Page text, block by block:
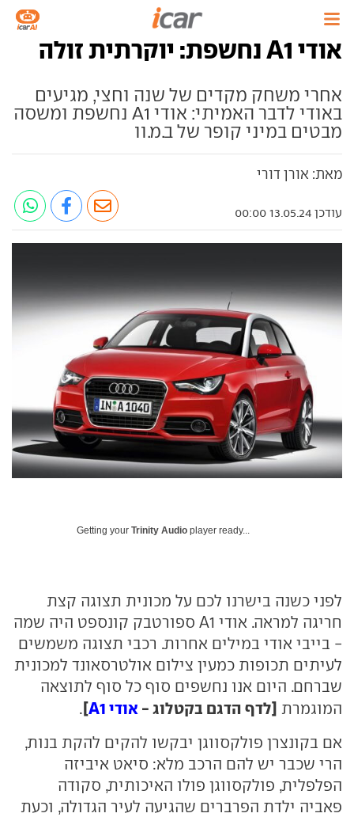
אודי A1 נחשפת: יוקרתית זולה
אחרי משחק מקדים של שנה וחצי, מגיעים
באודי לדבר האמיתי: אודי A1 נחשפת ומשסה
מבטים במיני קופר של ב.מ.וו
מאת: אורן דורי
עודכן 13.05.24 00:00
Getting your Trinity Audio player ready...
לפני כשנה בישרנו לכם על מכונית תצוגה קצת
חריגה למראה. אודי A1 ספורטבק קונספט היה שמה
- בייבי אודי במילים אחרות. רכבי תצוגה משמשים
לעיתים תכופות כמעין צילום אולטרסאונד למכונית
שברחם. היום אנו נחשפים סוף כל סוף לתוצאה
המוגמרת [לדף הדגם בקטלוג - אודי A1 ]
.
אם בקונצרן פולקסווגן יבקשו להקים להקת בנות,
הרי שכבר יש להם הרכב מלא: סיאט איביזה
הפלפלית, פולקסווגן פולו האיכותית, סקודה
פאביה ילדת הפרברים שהגיעה לעיר הגדולה, וכעת